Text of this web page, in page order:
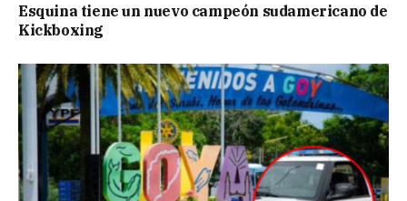
Esquina tiene un nuevo campeón sudamericano de
Kickboxing